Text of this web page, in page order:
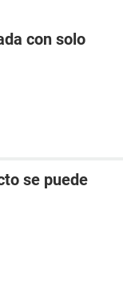
con solo
se puede